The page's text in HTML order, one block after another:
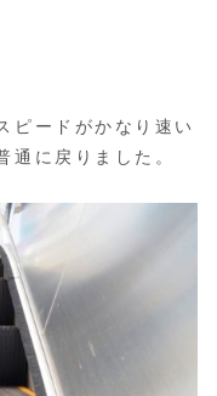
ピードがかなり速い
通に戻りました。